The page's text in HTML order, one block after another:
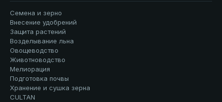
Семена и зерно
Внесение удобрений
Защита растений
Возделывание льна
Овощеводство
Животноводство
Мелиорация
Подготовка почвы
Хранение и сушка зерна
CULTAN